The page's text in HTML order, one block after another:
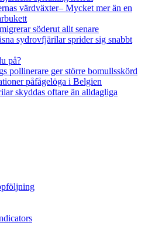
värdväxter– Mycket mer än en
söderut allt senare
sydrovfjärilar sprider sig snabbt
på?
pollinerare ger större bomullsskörd
påfågelöga i Belgien
skyddas oftare än alldagliga